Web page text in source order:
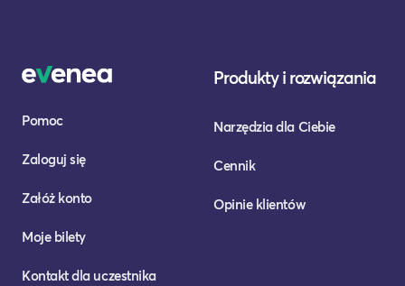
Pomoc
Zaloguj się
Załóż konto
Moje bilety
Kontakt dla uczestnika
Produkty i rozwiązania
Narzędzia dla Ciebie
Cennik
Opinie klientów